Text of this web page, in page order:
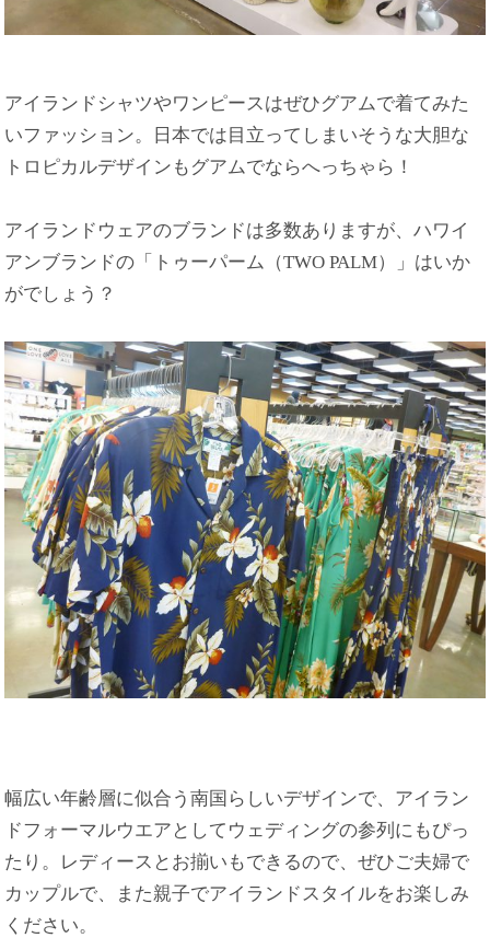
アイランドシャツやワンピースはぜひグアムで着てみた
いファッション。日本では目立ってしまいそうな大胆な
トロピカルデザインもグアムでならへっちゃら！
アイランドウェアのブランドは多数ありますが、ハワイ
アンブランドの「トゥーパーム（TWO PALM）」はいか
がでしょう？
幅広い年齢層に似合う南国らしいデザインで、アイラン
ドフォーマルウエアとしてウェディングの参列にもぴっ
たり。レディースとお揃いもできるので、ぜひご夫婦で
カップルで、また親子でアイランドスタイルをお楽しみ
ください。